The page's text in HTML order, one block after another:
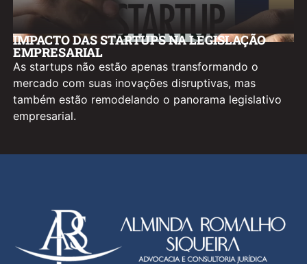
IMPACTO DAS STARTUPS NA LEGISLAÇÃO
EMPRESARIAL
As startups não estão apenas transformando o
mercado com suas inovações disruptivas, mas
também estão remodelando o panorama legislativo
empresarial.